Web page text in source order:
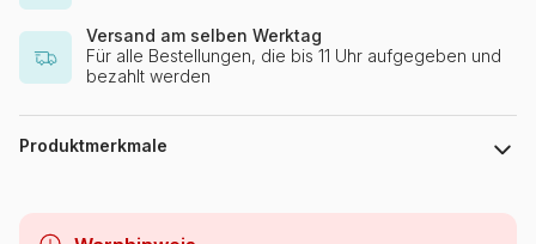
Versand am selben Werktag
Für alle Bestellungen, die bis 11 Uhr aufgegeben und
bezahlt werden
Produktmerkmale